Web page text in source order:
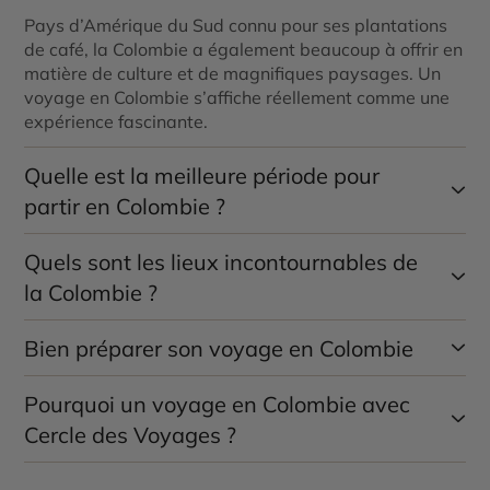
Pays d’Amérique du Sud connu pour ses plantations
de café, la Colombie a également beaucoup à offrir en
matière de culture et de magnifiques paysages. Un
voyage en Colombie s’affiche réellement comme une
expérience fascinante.
Quelle est la meilleure période pour
partir en Colombie ?
Même s’il peut y avoir des disparités selon les
régions, la meilleure période pour partir en Colombie
demeure la saison sèche, c’est-à-dire entre les mois
profiterez de températures douces.
Quels sont les lieux incontournables de
la Colombie ?
Impossible de faire l’impasse sur la Vallée du café,
mais également sur les villes de Carthagène et de
Medellín. Quant à l’île de Mucura, elle s’affiche comme
un passage obligé pour un maximum de détente et de
magnifiques panoramas.
Bien préparer son voyage en Colombie
Votre conseiller Cercle des Voyages, expert de la
Colombie, sera en mesure de vous indiquer les
activités à ne surtout pas manquer ainsi que les lieux
Pourquoi un voyage en Colombie avec
Cercle des Voyages ?